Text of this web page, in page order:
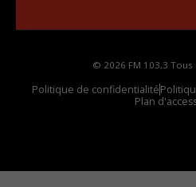
© 2026 FM 103,3
Politique de confidentialité
Plan